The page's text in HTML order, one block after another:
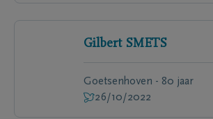
Gilbert SMETS
Goetsenhoven - 80 jaar
26/10/2022